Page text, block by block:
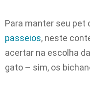
Para manter seu pet
passeios, neste
acertar na escolha
gato – sim, os